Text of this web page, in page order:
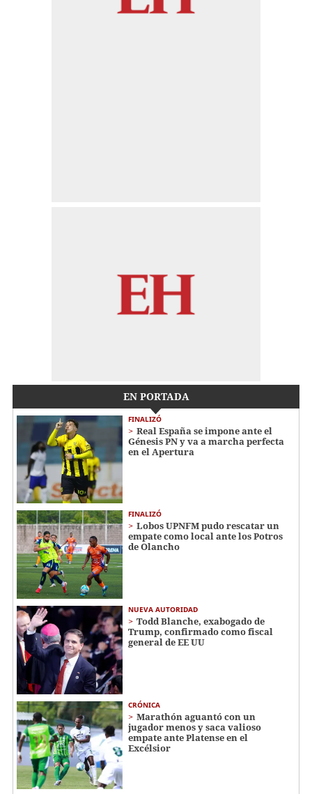
EN PORTADA
FINALIZÓ
Real España se impone ante el
Génesis PN y va a marcha perfecta
en el Apertura
FINALIZÓ
Lobos UPNFM pudo rescatar un
empate como local ante los Potros
de Olancho
NUEVA AUTORIDAD
Todd Blanche, exabogado de
Trump, confirmado como fiscal
general de EE UU
CRÓNICA
Marathón aguantó con un
jugador menos y saca valioso
empate ante Platense en el
Excélsior